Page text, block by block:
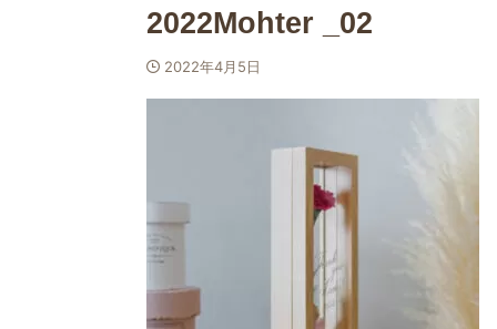
2022Mohter _02
2022年4月5日